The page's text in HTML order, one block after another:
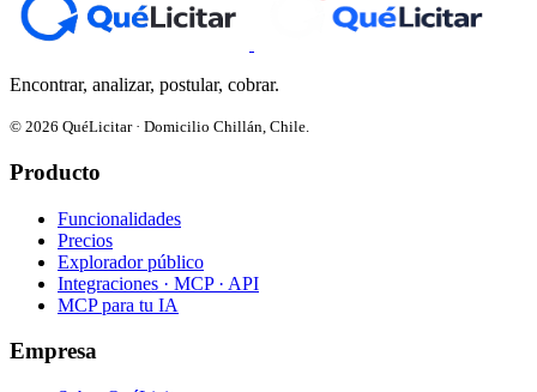
Encontrar, analizar, postular, cobrar.
© 2026 QuéLicitar · Domicilio Chillán, Chile.
Producto
Funcionalidades
Precios
Explorador público
Integraciones · MCP · API
MCP para tu IA
Empresa